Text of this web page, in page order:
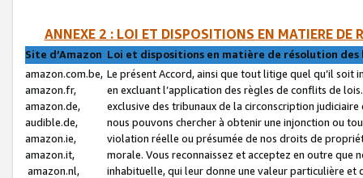
ANNEXE 2 : LOI ET DISPOSITIONS EN MATIERE DE
Site d’Amazon Loi et dispositions en matière de résolution
amazon.com.be,
amazon.fr,
amazon.de,
audible.de,
amazon.ie,
amazon.it,
amazon.nl,
Le présent Accord, ainsi que tout litige quel qu’il soit
en excluant l’application des règles de conflits de
exclusive des tribunaux de la circonscription
nous pouvons chercher à obtenir une injonction ou
violation réelle ou présumée de nos droits de
morale. Vous reconnaissez et acceptez en outre que
inhabituelle, qui leur donne une valeur particulière